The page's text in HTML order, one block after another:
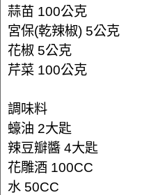
蒜苗 100公克
宮保(乾辣椒) 5公克
花椒 5公克
芹菜 100公克
調味料
蠔油 2大匙
辣豆瓣醬 4大匙
花雕酒 100CC
水 50CC